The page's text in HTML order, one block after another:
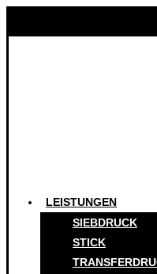
LEISTUNGEN
SIEBDRUCK
STICK